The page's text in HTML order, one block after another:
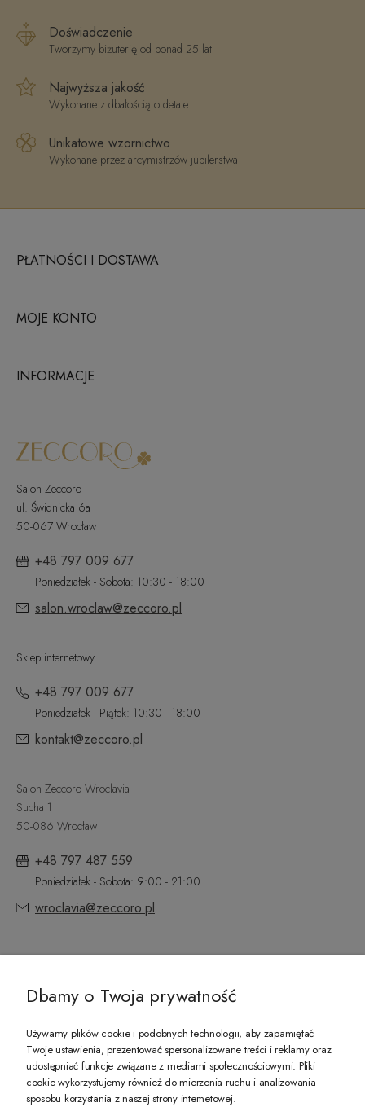
Doświadczenie
Tworzymy biżuterię od ponad 25 lat
Najwyższa jakość
Wykonane z dbałością o detale
Unikatowe wzornictwo
Wykonane przez arcymistrzów jubilerstwa
PŁATNOŚCI I DOSTAWA
MOJE KONTO
INFORMACJE
Salon Zeccoro
ul. Świdnicka 6a
50-067 Wrocław
+48 797 009 677
Poniedziałek - Sobota: 10:30 - 18:00
salon.wroclaw@zeccoro.pl
Sklep internetowy
+48 797 009 677
Poniedziałek - Piątek: 10:30 - 18:00
kontakt@zeccoro.pl
Salon Zeccoro Wroclavia
Sucha 1
50-086 Wrocław
+48 797 487 559
Poniedziałek - Sobota: 9:00 - 21:00
wroclavia@zeccoro.pl
PREZENT DLA CIEBIE!
-10% na pierwsze zakupy na zeccoro.pl Gdy zapiszesz się do naszego
Dbamy o Twoja prywatność
Używamy plików cookie i podobnych technologii, aby zapamiętać
Twoje ustawienia, prezentować spersonalizowane treści i reklamy oraz
udostępniać funkcje związane z mediami społecznościowymi. Pliki
cookie wykorzystujemy również do mierzenia ruchu i analizowania
sposobu korzystania z naszej strony internetowej.